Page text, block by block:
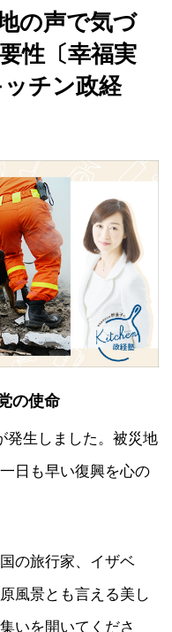
の声で気づ
性〔幸福実
チン政経
の使命
発生しました。被災地
日も早い復興を心の
の旅行家、イザベ
風景とも言える美し
いを開いてくださ